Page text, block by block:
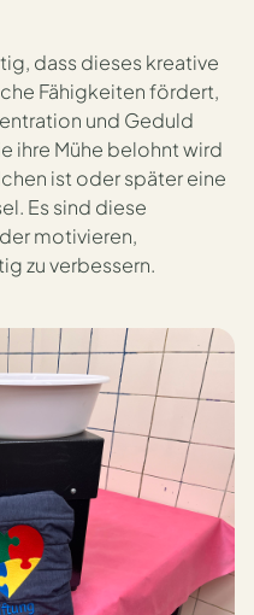
dass dieses kreative
Fähigkeiten fördert,
und Geduld
ihre Mühe belohnt wird
ist oder später eine
Es sind diese
motivieren,
zu verbessern.